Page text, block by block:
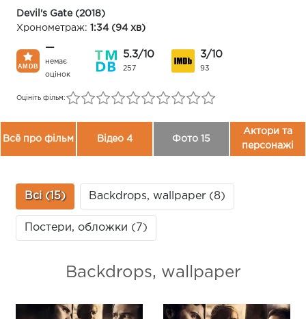
Devil's Gate (2018)
Хронометраж: 1:34 (94 хв)
—
немає
оцінок
5.3/10
257
3/10
93
Оцініть фільм:
Всё про фільм Відео 4 Фото 15
Актори та
персонажі
Всі (15) Backdrops, wallpaper (8)
Постери, обложки (7)
Backdrops, wallpaper